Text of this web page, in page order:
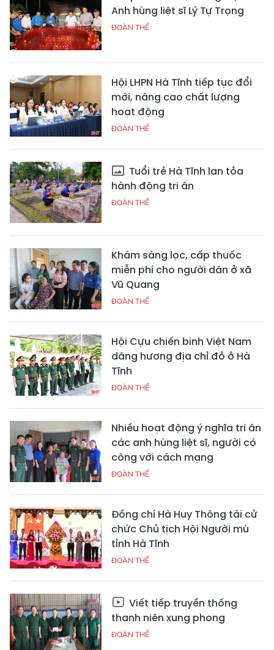
Anh hùng liệt sĩ Lý Tự Trọng
ĐOÀN THỂ
Hội LHPN Hà Tĩnh tiếp tục đổi
mới, nâng cao chất lượng
hoạt động
ĐOÀN THỂ
Tuổi trẻ Hà Tĩnh lan tỏa
hành động tri ân
ĐOÀN THỂ
Khám sàng lọc, cấp thuốc
miễn phí cho người dân ở xã
Vũ Quang
ĐOÀN THỂ
Hội Cựu chiến binh Việt Nam
dâng hương địa chỉ đỏ ở Hà
Tĩnh
ĐOÀN THỂ
Nhiều hoạt động ý nghĩa tri ân
các anh hùng liệt sĩ, người có
công với cách mạng
ĐOÀN THỂ
Đồng chí Hà Huy Thông tái cử
chức Chủ tịch Hội Người mù
tỉnh Hà Tĩnh
ĐOÀN THỂ
Viết tiếp truyền thống
thanh niên xung phong
ĐOÀN THỂ